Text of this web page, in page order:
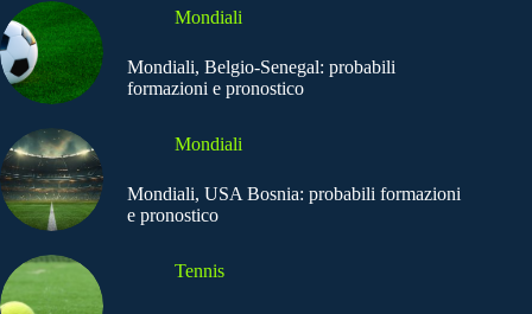
Mondiali
Mondiali, Belgio-Senegal: probabili
formazioni e pronostico
Mondiali
Mondiali, USA Bosnia: probabili formazioni
e pronostico
Tennis